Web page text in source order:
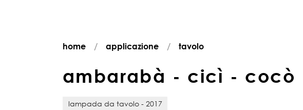
pavimento
home applicazione tavolo
ambarabà - cicì - cocò
lampada da tavolo - 2017